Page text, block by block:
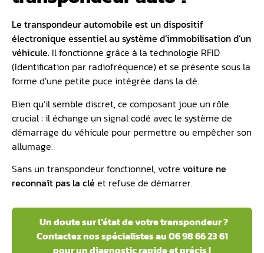
Le transpondeur automobile est un dispositif
électronique essentiel au système d’immobilisation d’un
véhicule. Il fonctionne grâce à la technologie RFID
(Identification par radiofréquence) et se présente sous la
forme d’une petite puce intégrée dans la clé.
Bien qu’il semble discret, ce composant joue un rôle
crucial : il échange un signal codé avec le système de
démarrage du véhicule pour permettre ou empêcher son
allumage.
Sans un transpondeur fonctionnel, votre voiture ne
reconnaît pas la clé et refuse de démarrer.
Un doute sur l’état de votre transpondeur ?
Contactez nos spécialistes au 06 98 66 23 61
pour un diagnostic rapide et précis !